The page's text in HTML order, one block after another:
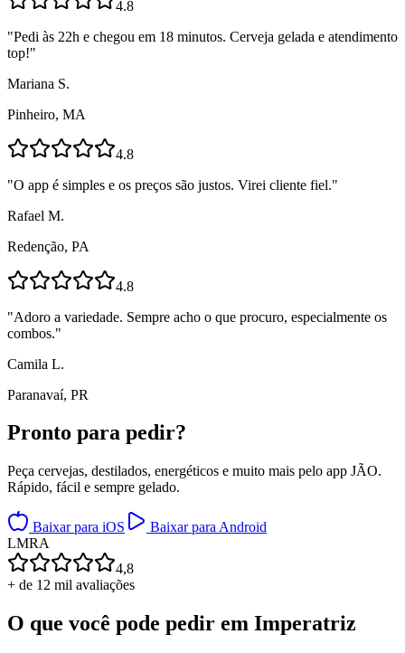
4.8
"Pedi às 22h e chegou em 18 minutos. Cerveja gelada e atendimento
top!"
Mariana S.
Pinheiro, MA
4.8
"O app é simples e os preços são justos. Virei cliente fiel."
Rafael M.
Redenção, PA
4.8
"Adoro a variedade. Sempre acho o que procuro, especialmente os
combos."
Camila L.
Paranavaí, PR
Pronto para pedir?
Peça cervejas, destilados, energéticos e muito mais pelo app JÃO.
Rápido, fácil e sempre gelado.
Baixar para iOS
Baixar para Android
LMRA
4,8
+ de 12 mil avaliações
O que você pode pedir em Imperatriz